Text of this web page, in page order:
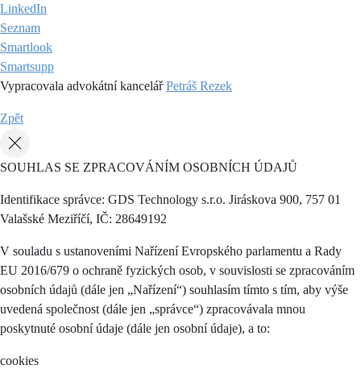
LinkedIn
Seznam
Smartlook
Smartsupp
Vypracovala advokátní kancelářPetráš Rezek
Zpět
SOUHLAS SE ZPRACOVÁNÍM OSOBNÍCH ÚDAJŮ
Identifikace správce: GDS Technology s.r.o. Jiráskova 900, 757 01
Valašské Meziříčí, IČ: 28649192
V souladu s ustanoveními Nařízení Evropského parlamentu a Rady
EU 2016/679 o ochraně fyzických osob, v souvislosti se zpracováním
osobních údajů (dále jen „Nařízení“) souhlasím tímto s tím, aby výše
uvedená společnost (dále jen „správce“) zpracovávala mnou
poskytnuté osobní údaje (dále jen osobní údaje), a to:
cookies